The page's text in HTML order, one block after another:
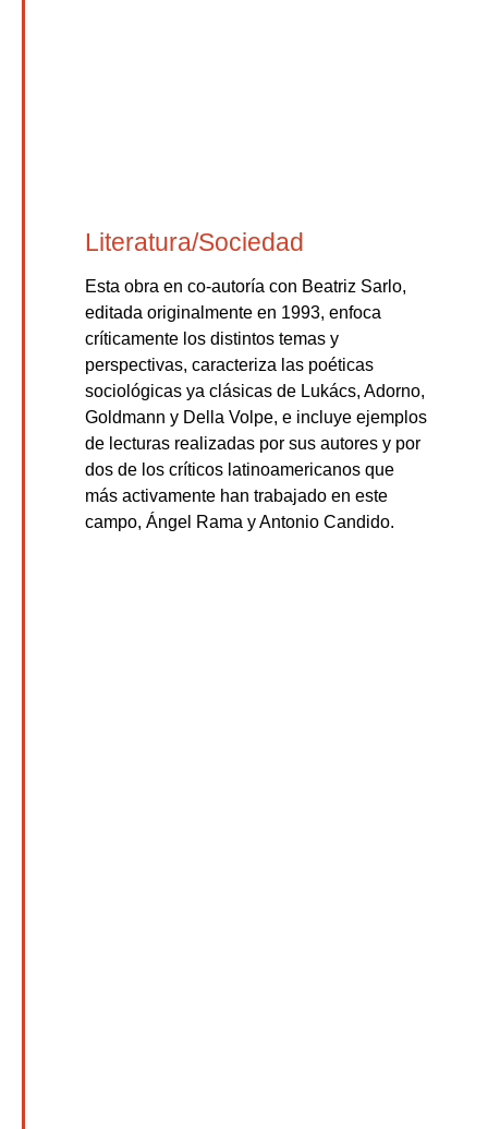
Literatura/Sociedad
Esta obra en co-autoría con Beatriz Sarlo,
editada originalmente en 1993, enfoca
críticamente los distintos temas y
perspectivas, caracteriza las poéticas
sociológicas ya clásicas de Lukács, Adorno,
Goldmann y Della Volpe, e incluye ejemplos
de lecturas realizadas por sus autores y por
dos de los críticos latinoamericanos que
más activamente han trabajado en este
campo, Ángel Rama y Antonio Candido.